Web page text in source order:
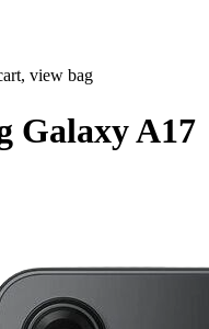
view bag
Galaxy A17